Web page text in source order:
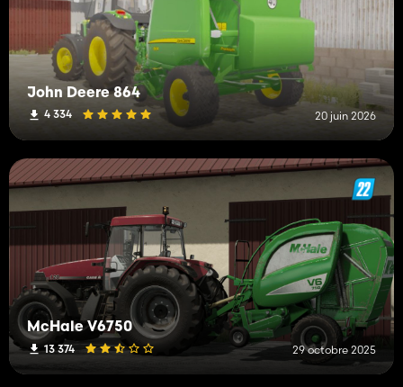
John Deere 864
4 334 20 juin 2026
McHale V6750
13 374 29 octobre 2025